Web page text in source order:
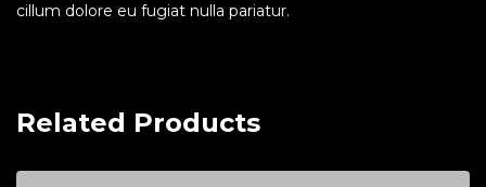
cillum dolore eu fugiat nulla pariatur.
Related Products